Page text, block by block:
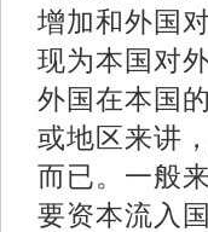
增加和外国
现为本国对
外国在本国
或地区来讲
而已。一般
要资本流入